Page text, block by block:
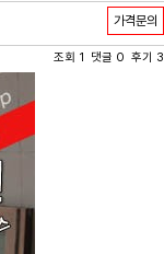
가격문의
조회 1 댓글 0 후기 3